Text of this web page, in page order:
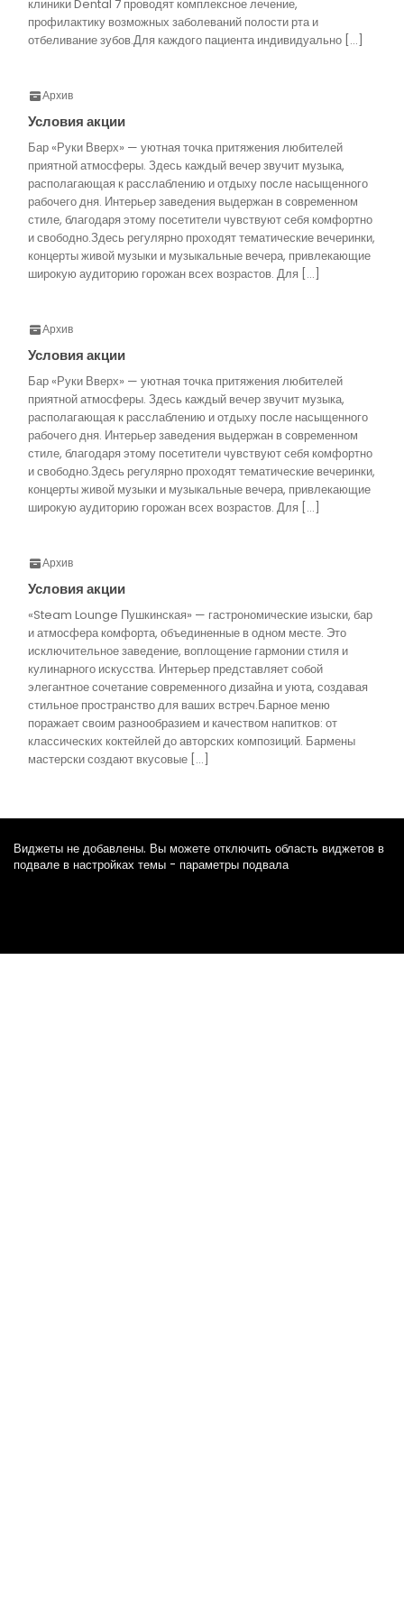
клиники Dental 7 проводят комплексное лечение,
профилактику возможных заболеваний полости рта и
отбеливание зубов.Для каждого пациента индивидуально […]
Архив
Условия акции
Бар «Руки Вверх» — уютная точка притяжения любителей
приятной атмосферы. Здесь каждый вечер звучит музыка,
располагающая к расслаблению и отдыху после насыщенного
рабочего дня. Интерьер заведения выдержан в современном
стиле, благодаря этому посетители чувствуют себя комфортно
и свободно.Здесь регулярно проходят тематические вечеринки,
концерты живой музыки и музыкальные вечера, привлекающие
широкую аудиторию горожан всех возрастов. Для […]
Архив
Условия акции
Бар «Руки Вверх» — уютная точка притяжения любителей
приятной атмосферы. Здесь каждый вечер звучит музыка,
располагающая к расслаблению и отдыху после насыщенного
рабочего дня. Интерьер заведения выдержан в современном
стиле, благодаря этому посетители чувствуют себя комфортно
и свободно.Здесь регулярно проходят тематические вечеринки,
концерты живой музыки и музыкальные вечера, привлекающие
широкую аудиторию горожан всех возрастов. Для […]
Архив
Условия акции
«Steam Lounge Пушкинская» — гастрономические изыски, бар
и атмосфера комфорта, объединенные в одном месте. Это
исключительное заведение, воплощение гармонии стиля и
кулинарного искусства. Интерьер представляет собой
элегантное сочетание современного дизайна и уюта, создавая
стильное пространство для ваших встреч.Барное меню
поражает своим разнообразием и качеством напитков: от
классических коктейлей до авторских композиций. Бармены
мастерски создают вкусовые […]
Виджеты не добавлены. Вы можете отключить область виджетов в
подвале в настройках темы - параметры подвала